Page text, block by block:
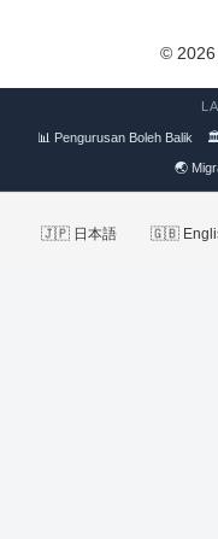
© 2026
📊 Pengurusan Boleh Balik 🏛
🌏
🇯🇵 日本語 🇬🇧